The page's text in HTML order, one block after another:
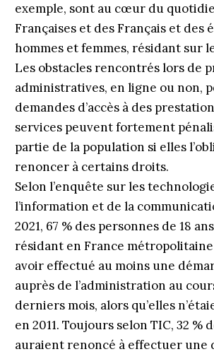
exemple, sont au cœur du
Françaises et des Français et des
hommes et femmes, résidant sur
Les obstacles rencontrés lors de
administratives, en ligne ou non,
demandes d’accès à des
services peuvent fortement
partie de la population si elles
renoncer à certains droits.
Selon l’enquête sur les
l’information et de la
2021, 67 % des personnes de 18
résidant en France
avoir effectué au moins une
auprès de l’administration au
derniers mois, alors qu’elles
en 2011. Toujours selon TIC, 32 %
auraient renoncé à effectuer une